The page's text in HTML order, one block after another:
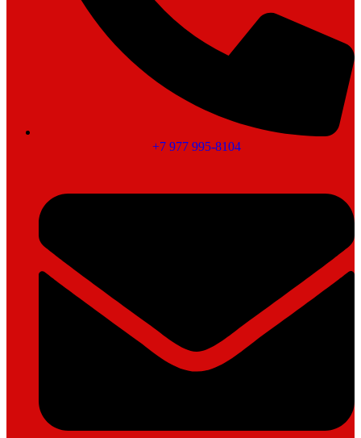
+7 977 995-8104